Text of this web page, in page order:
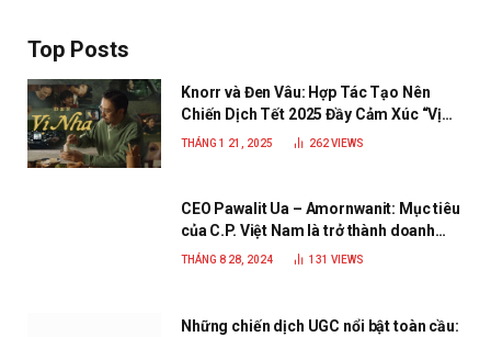
Top Posts
Knorr và Đen Vâu: Hợp Tác Tạo Nên
Chiến Dịch Tết 2025 Đầy Cảm Xúc “Vị
Nhà”
THÁNG 1 21, 2025 262VIEWS
CEO Pawalit Ua – Amornwanit: Mục tiêu
của C.P. Việt Nam là trở thành doanh
nghiệp xanh, phát triển bền vững
THÁNG 8 28, 2024 131 VIEWS
Những chiến dịch UGC nổi bật toàn cầu: